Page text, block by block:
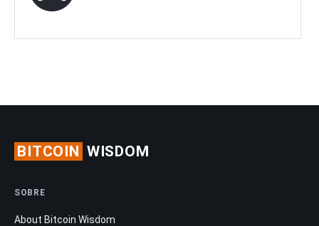
BITCOIN WISDOM
SOBRE
About Bitcoin Wisdom